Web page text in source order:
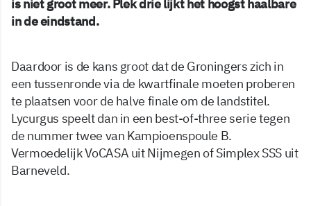
is niet groot meer. Plek drie lijkt het hoogst haalbare
in de eindstand.
Daardoor is de kans groot dat de Groningers zich in
een tussenronde via de kwartfinale moeten proberen
te plaatsen voor de halve finale om de landstitel.
Lycurgus speelt dan in een best-of-three serie tegen
de nummer twee van Kampioenspoule B.
Vermoedelijk VoCASA uit Nijmegen of Simplex SSS uit
Barneveld.